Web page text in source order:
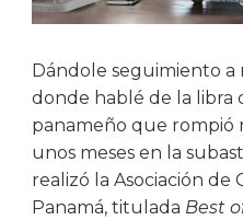
Dándole seguimiento
donde hablé de la libra
panameño que rompió
unos meses en la
realizó la Asociación de
Panamá, titulada Best